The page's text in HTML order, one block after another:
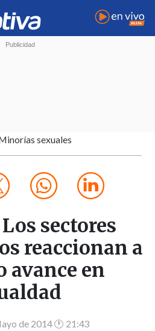
sexuales
sectores
reaccionan a
avance en
de 2014 🕐 21:43